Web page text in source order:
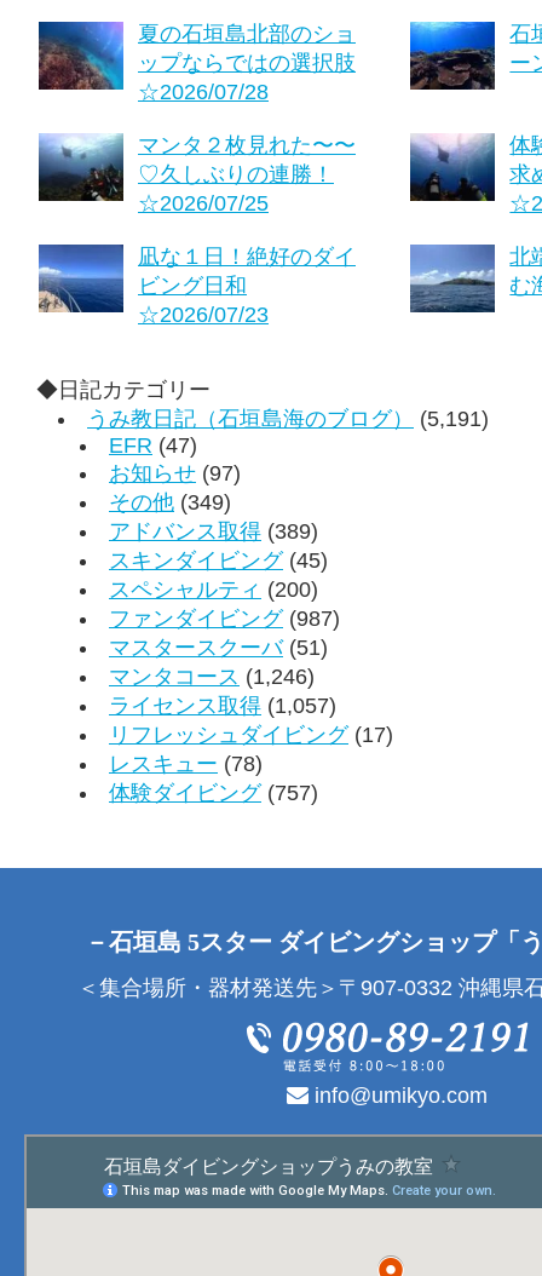
夏の石垣島北部のショ
ップならではの選択肢
☆2026/07/28
石
ー
マンタ２枚見れた〜〜
♡久しぶりの連勝！
☆2026/07/25
体
求
凪な１日！絶好のダイ
ビング日和
☆2026/07/23
北
む
◆日記カテゴリー
うみ教日記（石垣島海のブログ）
(5,191)
EFR (47)
お知らせ (97)
その他 (349)
アドバンス取得 (389)
スキンダイビング(45)
スペシャルティ (200)
ファンダイビング(987)
マスタースクーバ(51)
マンタコース (1,246)
ライセンス取得 (1,057)
リフレッシュダイビング(17)
レスキュー (78)
体験ダイビング(757)
－石垣島 5スター ダイビングショップ「
＜集合場所・器材発送先＞〒907-0332 沖縄県
info@umikyo.com